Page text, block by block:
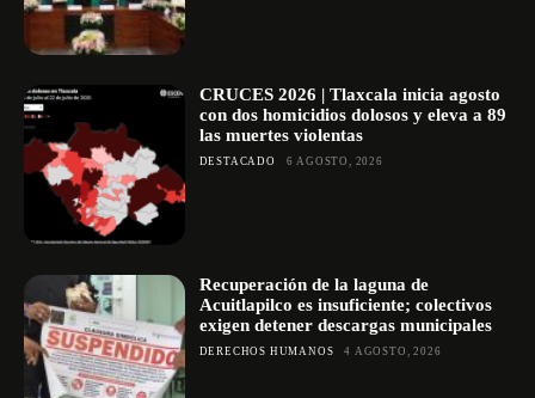
CRUCES 2026 | Tlaxcala inicia agosto
con dos homicidios dolosos y eleva a 89
las muertes violentas
DESTACADO 6 AGOSTO, 2026
Recuperación de la laguna de
Acuitlapilco es insuficiente; colectivos
exigen detener descargas municipales
DERECHOS HUMANOS 4 AGOSTO, 2026